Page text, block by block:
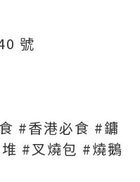
號
#香港必食 #鏞
#叉燒包 #燒鵝